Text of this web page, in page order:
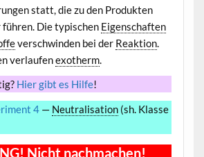
statt, die zu den Produkten
Die typischen Eigenschaften
verschwinden bei der Reaktion.
verlaufenexotherm.
Hier gibt es Hilfe!
4— Neutralisation(sh. Klasse
Nicht nachmachen!